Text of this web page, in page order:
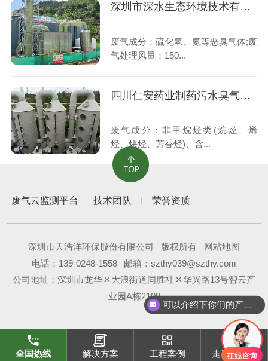
深圳市深水生态环境技术有限公司污水废气处理工程
废气成分：硫化氢、氨等恶臭气体;废
气处理风量：150...
四川仁安药业制药污水臭气处理工程
废气成分：非甲烷烃类(烷烃、烯
烃、炔烃、芳香烃)、含...
废气云监测平台 技术团队 荣誉资质
深圳市天浩洋环保股份有限公司 版权所有
网站地图
电话： 139-0248-1558
邮箱：szthy039@szthy.com
公司地址：深圳市龙华区大浪街道同胜社区华兴路13号智云产
业园A栋2109
全国热线 解决方案 工程案例 走进天浩洋
可以介绍下你们的产品么？